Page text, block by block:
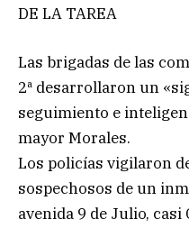
DE LA TAREA
Las brigadas de las
2ª desarrollaron un
seguimiento e
mayor Morales.
Los policías vigilaron
sospechosos de un
avenida 9 de Julio, casi